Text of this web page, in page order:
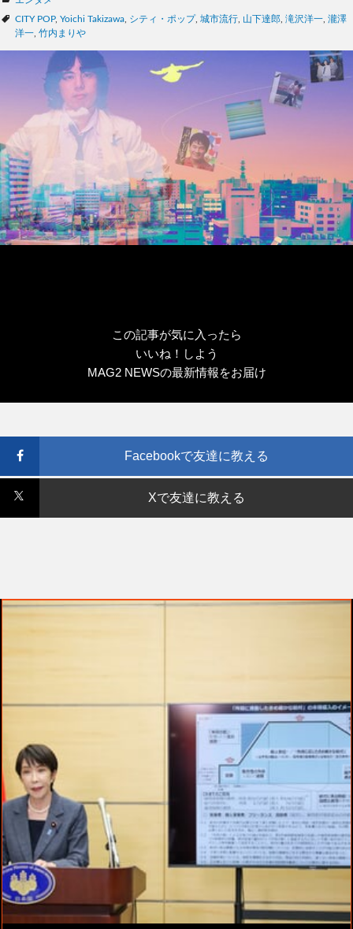
テ
ゴ
タ
グ
CITY POP, Yoichi Takizawa, シティ・ポップ, 城市流行, 山下達郎, 滝沢洋一, 瀧澤
洋一, 竹内まりや
この記事が気に入ったら
いいね！しよう
MAG2 NEWSの最新情報をお届け
Facebookで友達に教える
Xで友達に教える